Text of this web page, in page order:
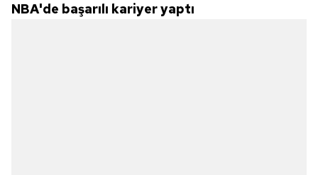
NBA'de başarılı kariyer yaptı